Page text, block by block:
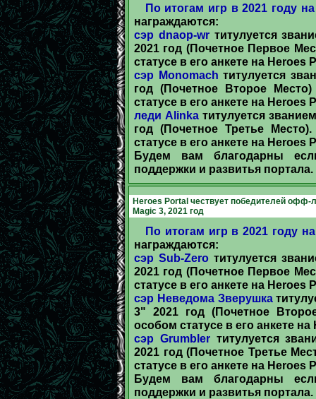
По итогам игр в 2021 году
награждаются:
сэр dnaop-wrтитулуется
2021 год (Почетное Первое
статусе в его анкете на Heroes
сэр Monomach титулуется
год (Почетное Второе
статусе в его анкете на Heroes
леди Alinka титулуется
год (Почетное Третье
статусе в его анкете на Heroes
Будем вам благодарны
поддержки и развитья
Heroes Portal чествует победителей офф-
Magic 3, 2021 год
По итогам игр в 2021 году
награждаются:
сэр Sub-Zeroтитулуется
2021 год (Почетное Первое
статусе в его анкете на Heroes
сэр Неведома Зверушка
3" 2021 год (Почетное
особом статусе в его анкете на
сэр Grumblerтитулуется
2021 год (Почетное Третье
статусе в его анкете на Heroes
Будем вам благодарны
поддержки и развитья